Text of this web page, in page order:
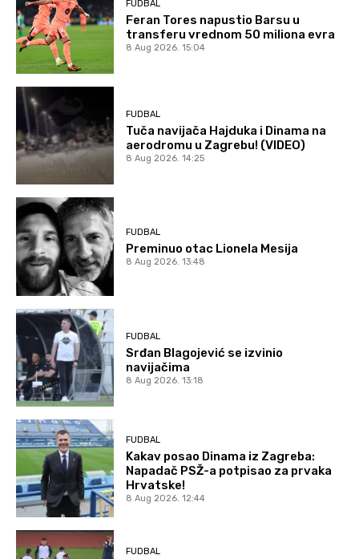
FUDBAL
Feran Tores napustio Barsu u
transferu vrednom 50 miliona evra
8 Aug 2026. 15:04
FUDBAL
Tuča navijača Hajduka i Dinama na
aerodromu u Zagrebu! (VIDEO)
8 Aug 2026. 14:25
FUDBAL
Preminuo otac Lionela Mesija
8 Aug 2026. 13:48
FUDBAL
Srđan Blagojević se izvinio
navijačima
8 Aug 2026. 13:18
FUDBAL
Kakav posao Dinama iz Zagreba:
Napadač PSŽ-a potpisao za prvaka
Hrvatske!
8 Aug 2026. 12:44
FUDBAL